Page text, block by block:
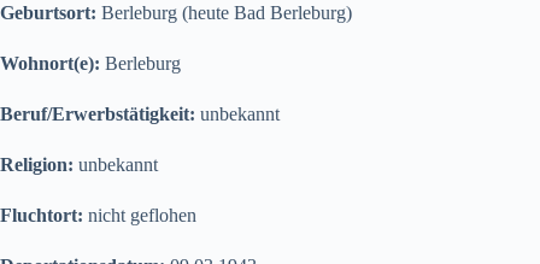
Geburtsort: Berleburg (heute Bad Berleburg)
Wohnort(e): Berleburg
Beruf/Erwerbstätigkeit: unbekannt
Religion: unbekannt
Fluchtort: nicht geflohen